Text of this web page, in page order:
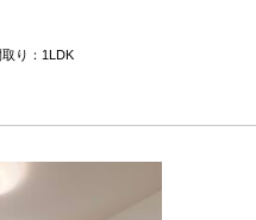
取り：1LDK